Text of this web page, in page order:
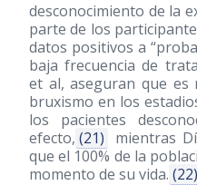
desconocimiento de la
parte de los
datos positivos a
baja frecuencia de
et al, aseguran que es
bruxismo en los
los pacientes
efecto, (21)
mientras
que el 100% de la
momento de su vida. (22)